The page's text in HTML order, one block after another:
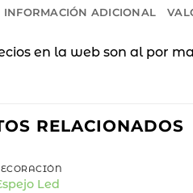
INFORMACIÓN ADICIONAL
en la web son al por
RELACIONADOS
Led